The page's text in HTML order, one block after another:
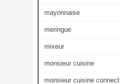
mayonnaise
meringue
mixeur
monsieur cuisine
monsieur cuisine connect